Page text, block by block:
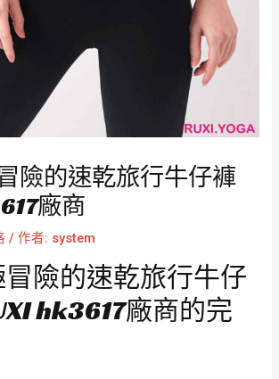
險的速乾旅行牛仔褲
廠商
/ 作者: system
險的速乾旅行牛仔
hk3617廠商的完